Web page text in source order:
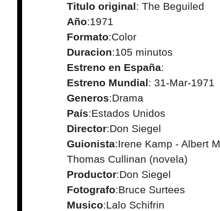
Titulo original: The Beguiled
Año:1971
Formato:Color
Duracion:105 minutos
Estreno en España:
Estreno Mundial: 31-Mar-1971
Generos:Drama
País:Estados Unidos
Director:Don Siegel
Guionista:Irene Kamp - Albert
Thomas Cullinan (novela)
Productor:Don Siegel
Fotografo:Bruce Surtees
Musico:Lalo Schifrin